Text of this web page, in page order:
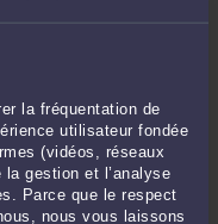
la fréquentation de
utilisateur fondée
(vidéos, réseaux
gestion et l’analyse
Parce que le respect
nous vous laissons
as abandonner son
le Tribunal Judiciaire
PROTECTION ...
je la trouve ou la liste des